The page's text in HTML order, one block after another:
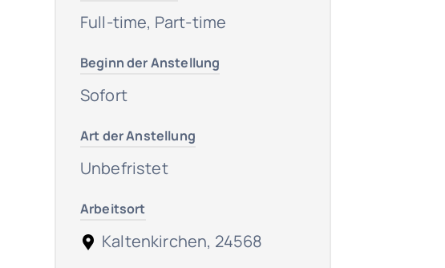
Full-time, Part-time
Beginn der Anstellung
Sofort
Art der Anstellung
Unbefristet
Arbeitsort
Kaltenkirchen, 24568